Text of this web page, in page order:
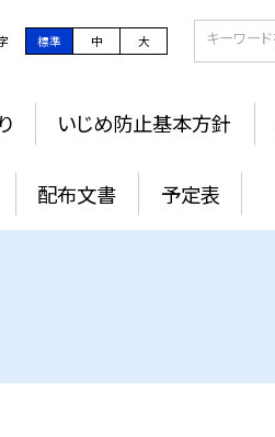
標準 中 大
いじめ防止基本方針
配布文書 予定表